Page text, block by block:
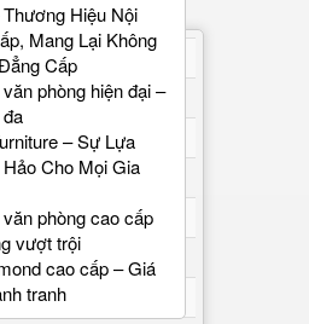
SILVER VIETNAM
VIETNAM
Sâu 450 mm
Sâu 275 mm
230 mm
cháy
Hiệu Nội
Mang Lại Không
Cấp
phòng hiện đại –
– Sự Lựa
Cho Mọi Gia
phòng cao cấp
vượt trội
cao cấp – Giá
tranh